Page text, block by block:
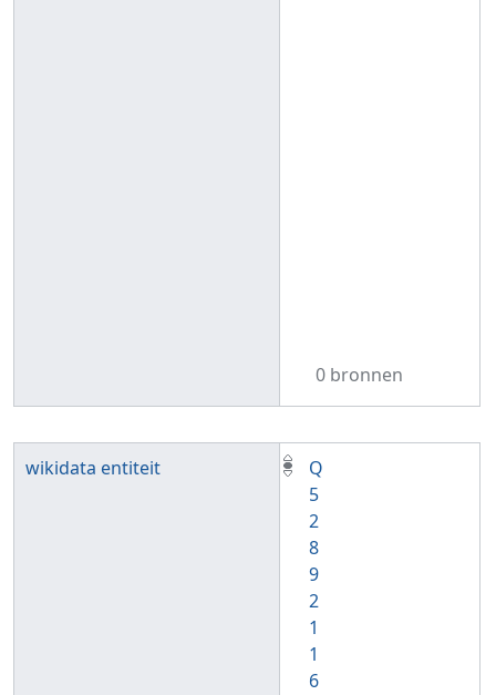
0 bronnen
wikidata entiteit
Q
5
2
8
9
2
1
1
6